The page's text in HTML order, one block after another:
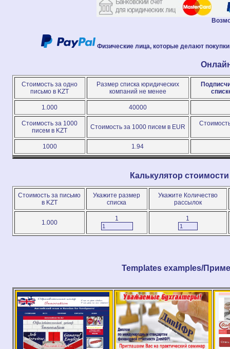
Физические лица, которые делают
Стоимость за одно
письмо в KZT
Размер списка юридических
компаний не менее
1.000 40000
Стоимость за 1000
писем в KZT
Стоимость за 1000 писем в EUR
1000 1.94
Калькулятор
Стоимость за письмо
в KZT
Укажите размер
списка
Укажите Количество
рассылок
1.000
1 1
Templates examples/